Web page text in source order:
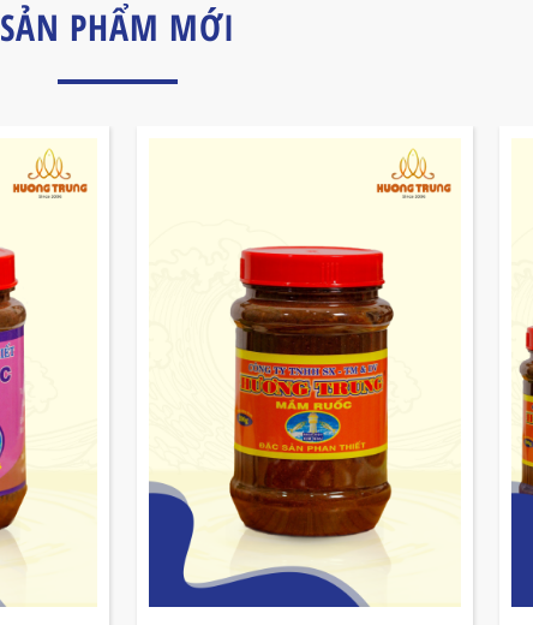
SẢN PHẨM MỚI